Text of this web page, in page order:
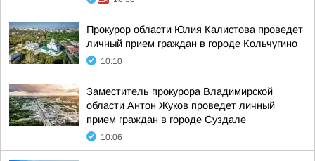
Прокурор области Юлия Калистова проведет
личный прием граждан в городе Кольчугино
10:10
Заместитель прокурора Владимирской
области Антон Жуков проведет личный
прием граждан в городе Суздале
10:06